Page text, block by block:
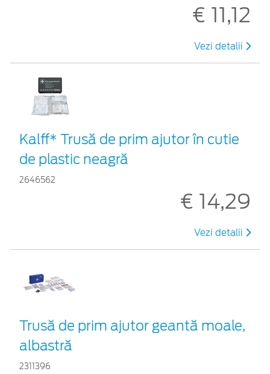
€ 11,12
Vezi detalii
Kalff* Trusă de prim ajutor în cutie
de plastic neagră
2646562
€ 14,29
Vezi detalii
Trusă de prim ajutor geantă moale,
albastră
2311396